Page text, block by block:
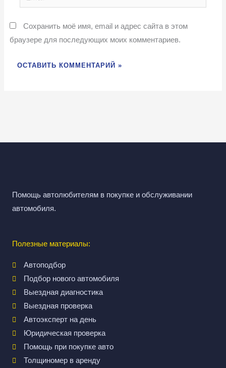
Сохранить моё имя, email и адрес сайта в этом
браузере для последующих моих комментариев.
Помощь автолюбителям в покупке и обслуживании
автомобиля.
Полезные материалы:
Автоподбор
Подбор нового автомобиля
Выездная диагностика
Выездная проверка
Автоэксперт на день
Юридическая проверка
Помощь при покупке авто
Толщиномер в аренду